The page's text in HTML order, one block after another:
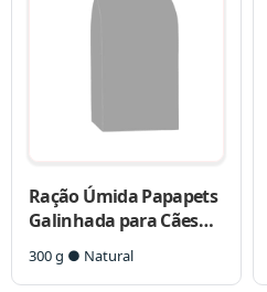
Ração Úmida Papapets
Galinhada para Cães
Adultos
300 g ● Natural